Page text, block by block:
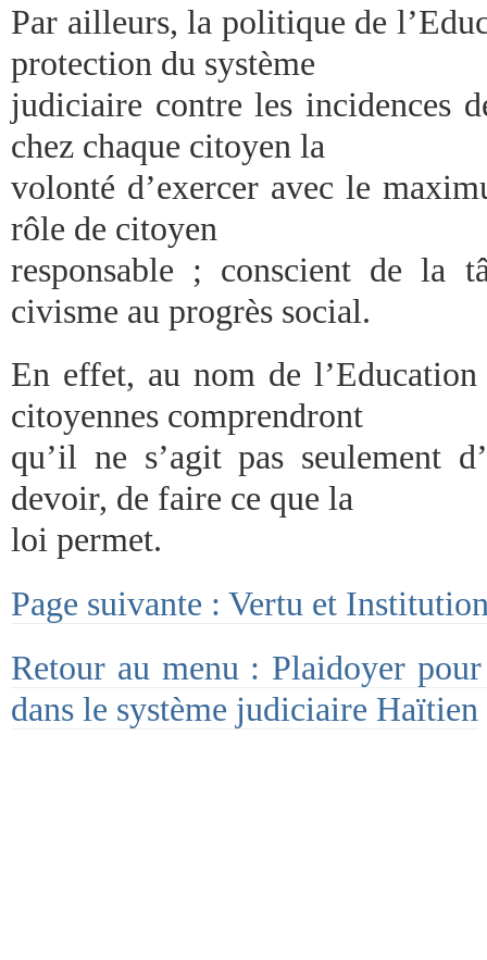
Par ailleurs, la politique de
protection du système
judiciaire contre les incidences
chez chaque citoyen la
volonté d’exercer avec le
rôle de citoyen
responsable ; conscient de la
civisme au progrès social.
En effet, au nom de
citoyennes comprendront
qu’il ne s’agit pas seulement
devoir, de faire ce que la
loi permet.
Page suivante : Vertu et
Retour au menu : Plaidoyer
dans le système judiciaire Haïtien